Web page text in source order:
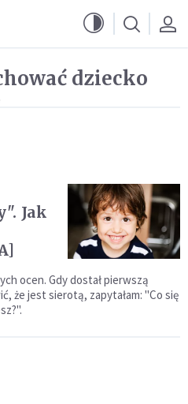
dziecko
Jak
ocen. Gdy dostał pierwszą
że jest sierotą, zapytałam: "Co się